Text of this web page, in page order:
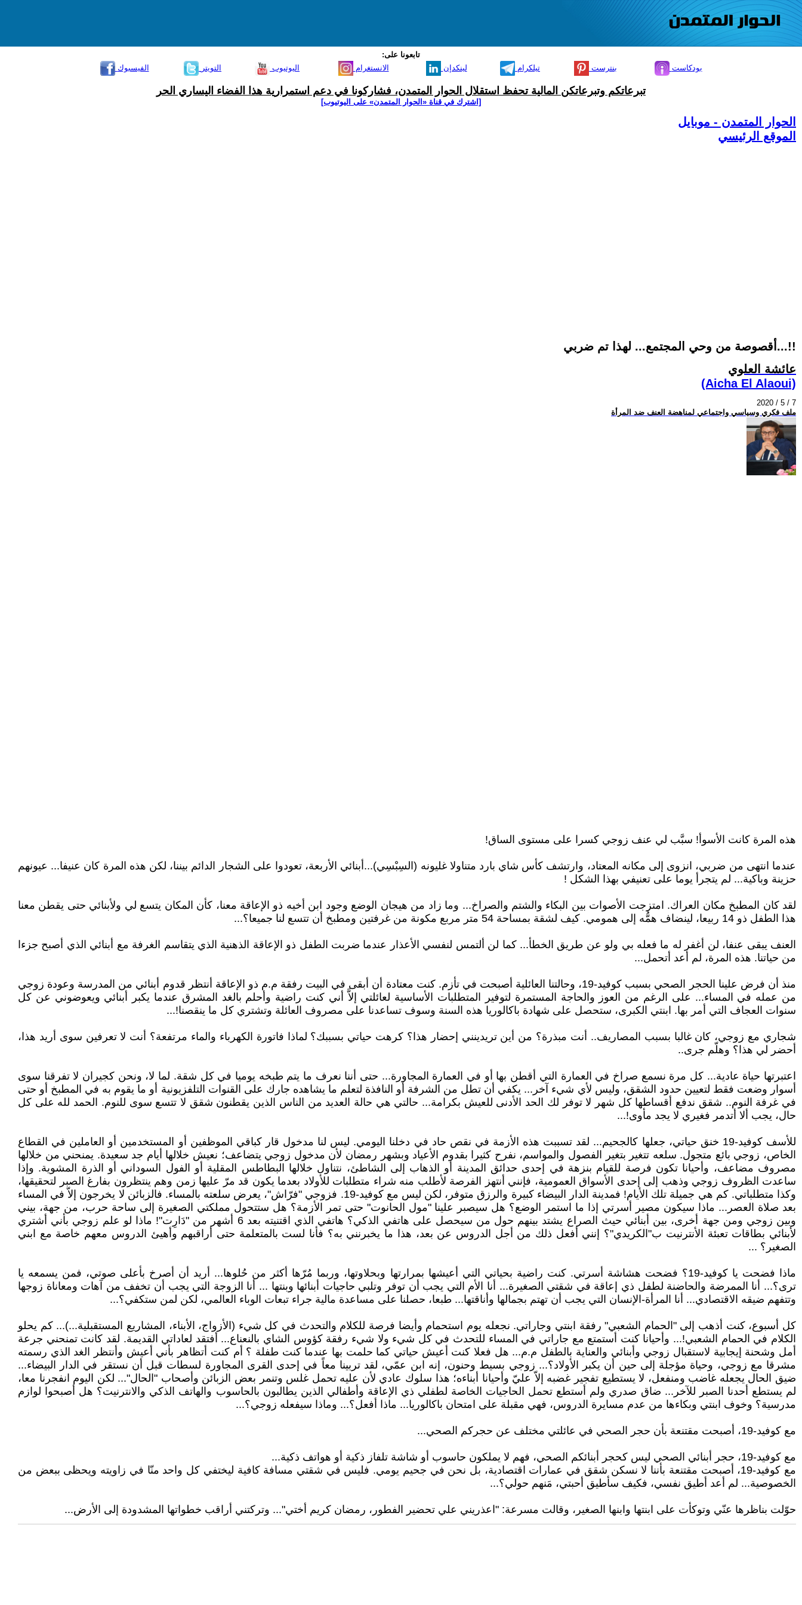
تابعونا على:
الفيسبوك
التويتر اليوتيوب الانستغرام لينكدإن تيلكرام بنترست بودكاست
تبرعاتكم وتبرعاتكن المالية تحفظ استقلال الحوار المتمدن، فشاركونا في دعم استمرارية هذا الفضاء اليساري الحر
[اشترك في قناة ‫«الحوار المتمدن» على اليوتيوب]
الحوار المتمدن - موبايل
الموقع الرئيسي
أقصوصة من وحي المجتمع... لهذا تم ضربي...!!
عائشة العلوي
(Aicha El Alaoui)
2020 / 5 / 7
ملف فكري وسياسي واجتماعي لمناهضة العنف ضد المرأة
هذه المرة كانت الأسوأ! سبَّب لي عنف زوجي كسرا على مستوى الساق!
عندما انتهى من ضربي، انزوى إلى مكانه المعتاد، وارتشف كأس شاي بارد متناولا غليونه (السِبْسِي)...أبنائي الأربعة، تعودوا على الشجار الدائم بيننا، لكن هذه المرة كان عنيفا... عيونهم
حزينة وباكية... لم يتجرأ يوما على تعنيفي بهذا الشكل !
لقد كان المطبخ مكان العراك. امتزجت الأصوات بين البكاء والشتم والصراخ... وما زاد من هيجان الوضع وجود ابن أخيه ذو الإعاقة معنا، كأن المكان يتسع لي ولأبنائي حتى يقطن معنا
هذا الطفل ذو 14 ربيعا، لينضاف همُّه إلى همومي. كيف لشقة بمساحة 54 متر مربع مكونة من غرفتين ومطبخ أن تتسع لنا جميعا؟...
العنف يبقى عنفا، لن أغفر له ما فعله بي ولو عن طريق الخطأ... كما لن ألتمس لنفسي الأعذار عندما ضربت الطفل ذو الإعاقة الذهنية الذي يتقاسم الغرفة مع أبنائي الذي أصبح جزءا
من حياتنا. هذه المرة، لم أعد أتحمل...
منذ أن فرض علينا الحجر الصحي بسبب كوفيد-19، وحالتنا العائلية أصبحت في تأزم. كنت معتادة أن أبقى في البيت رفقة م.م ذو الإعاقة أنتظر قدوم أبنائي من المدرسة وعودة زوجي
من عمله في المساء... على الرغم من العوز والحاجة المستمرة لتوفير المتطلبات الأساسية لعائلتي إلاَّ أني كنت راضية وأحلم بالغد المشرق عندما يكبر أبنائي ويعوضوني عن كل
سنوات العجاف التي أمر بها. ابنتي الكبرى، ستحصل على شهادة باكالوريا هذه السنة وسوف تساعدنا على مصروف العائلة وتشتري كل ما ينقصنا!...
شجاري مع زوجي، كان غالبا بسبب المصاريف.. أنت مبذرة؟ من أين تريدينني إحضار هذا؟ كرهت حياتي بسببك؟ لماذا فاتورة الكهرباء والماء مرتفعة؟ أنت لا تعرفين سوى أريد هذا،
أحضر لي هذا؟ وهلّم جرى..
اعتبرتها حياة عادية... كل مرة نسمع صراخ في العمارة التي أقطن بها أو في العمارة المجاورة... حتى أننا نعرف ما يتم طبخه يوميا في كل شقة. لما لا، ونحن كجيران لا تفرقنا سوى
أسوار وضعت فقط لتعيين حدود الشقق، وليس لأي شيء آخر... يكفي أن تطل من الشرفة أو النافذة لتعلم ما يشاهده جارك على القنوات التلفزيونية أو ما يقوم به في المطبخ أو حتى
في غرفة النوم.. شقق ندفع أقساطها كل شهر لا توفر لك الحد الأدنى للعيش بكرامة... حالتي هي حالة العديد من الناس الذين يقطنون شقق لا تتسع سوى للنوم. الحمد لله على كل
حال، يجب ألا أتدمر فغيري لا يجد مأوى!...
للأسف كوفيد-19 خنق حياتي، جعلها كالجحيم... لقد تسببت هذه الأزمة في نقص حاد في دخلنا اليومي. ليس لنا مدخول قار كباقي الموظفين أو المستخدمين أو العاملين في القطاع
الخاص، زوجي بائع متجول. سلعه تتغير بتغير الفصول والمواسم، نفرح كثيرا بقدوم الأعياد وبشهر رمضان لأن مدخول زوجي يتضاعف؛ نعيش خلالها أيام جد سعيدة. يمنحني من خلالها
مصروف مضاعف، وأحيانا تكون فرصة للقيام بنزهة في إحدى حدائق المدينة أو الذهاب إلى الشاطئ، نتناول خلالها البطاطس المقلية أو الفول السوداني أو الذرة المشوية. وإذا
ساعدت الظروف زوجي وذهب إلى إحدى الأسواق العمومية، فإنني أنتهز الفرصة لأطلب منه شراء متطلبات للأولاد بعدما يكون قد مرّ عليها زمن وهم ينتظرون بفارغ الصبر لتحقيقها،
وكذا متطلباتي. كم هي جميلة تلك الأيام! فمدينة الدار البيضاء كبيرة والرزق متوفر، لكن ليس مع كوفيد-19. فزوجي "فرّاش"، يعرض سلعته بالمساء. فالزبائن لا يخرجون إلاّ في المساء
بعد صلاة العصر... ماذا سيكون مصير أسرتي إذا ما استمر الوضع؟ هل سيصبر علينا "مول الحانوت" حتى تمر الأزمة؟ هل ستتحول مملكتي الصغيرة إلى ساحة حرب، من جهة، بيني
وبين زوجي ومن جهة أخرى، بين أبنائي حيث الصراع يشتد بينهم حول من سيحصل على هاتفي الذكي؟ هاتفي الذي اقتنيته بعد 6 أشهر من "دَارِت"! ماذا لو علم زوجي بأني أشتري
لأبنائي بطاقات تعبئة الأنترنيت ب"الكريدي"؟ إنني أفعل ذلك من أجل الدروس عن بعد، هذا ما يخبرنني به؟ فأنا لست بالمتعلمة حتى أراقبهم وأهيئ الدروس معهم خاصة مع ابني
الصغير؟ ...
ماذا فضحت يا كوفيد-19؟ فضحت هشاشة أسرتي. كنت راضية بحياتي التي أعيشها بمرارتها وبحلاوتها، وربما مُرّها أكثر من حُلوها... أريد أن أصرخ بأعلى صوتي، فمن يسمعه يا
ترى؟... أنا الممرضة والحاضنة لطفل ذي إعاقة في شقتي الصغيرة... أنا الأم التي يجب أن توفر وتلبي حاجيات أبنائها وبنتها ... أنا الزوجة التي يجب أن تخفف من آهات ومعاناة زوجها
وتتفهم ضيقه الاقتصادي... أنا المرأة-الإنسان التي يجب أن تهتم بجمالها وأناقتها... طبعا، حصلنا على مساعدة مالية جراء تبعات الوباء العالمي، لكن لمن ستكفي؟...
كل أسبوع، كنت أذهب إلى "الحمام الشعبي" رفقة ابنتي وجاراتي. نجعله يوم استحمام وأيضا فرصة للكلام والتحدث في كل شيء (الأزواج، الأبناء، المشاريع المستقبلية...)... كم يحلو
الكلام في الحمام الشعبي!... وأحيانا كنت أستمتع مع جاراتي في المساء للتحدث في كل شيء ولا شيء رفقة كؤوس الشاي بالنعناع... أفتقد لعاداتي القديمة. لقد كانت تمنحني جرعة
أمل وشحنة إيجابية لاستقبال زوجي وأبنائي والعناية بالطفل م.م... هل فعلا كنت أعيش حياتي كما حلمت بها عندما كنت طفلة ؟ أم كنت أتظاهر بأني أعيش وأنتظر الغد الذي رسمته
مشرقا مع زوجي، وحياة مؤجلة إلى حين أن يكبر الأولاد؟... زوجي بسيط وحنون، إنه ابن عمّي، لقد تربينا معاً في إحدى القرى المجاورة لسطات قبل أن نستقر في الدار البيضاء...
ضيق الحال يجعله غاضب ومنفعل، لا يستطيع تفجير غضبه إلاّ عليّ وأحيانا أبناءه؛ هذا سلوك عادي لأن عليه تحمل غلس وتنمر بعض الزبائن وأصحاب "الحال"... لكن اليوم انفجرنا معا،
لم يستطع أحدنا الصبر للآخر... ضاق صدري ولم أستطع تحمل الحاجيات الخاصة لطفلي ذي الإعاقة وأطفالي الذين يطالبون بالحاسوب والهاتف الذكي والانترنيت؟ هل أصبحوا لوازم
مدرسية؟ وخوف ابنتي وبكاءها من عدم مسايرة الدروس، فهي مقبلة على امتحان باكالوريا... ماذا أفعل؟... وماذا سيفعله زوجي؟...
مع كوفيد-19، أصبحت مقتنعة بأن حجر الصحي في عائلتي مختلف عن حجركم الصحي...
مع كوفيد-19، حجر أبنائي الصحي ليس كحجر أبنائكم الصحي، فهم لا يملكون حاسوب أو شاشة تلفاز ذكية أو هواتف ذكية...
مع كوفيد-19، أصبحت مقتنعة بأننا لا نسكن شقق في عمارات اقتصادية، بل نحن في جحيم يومي. فليس في شقتي مسافة كافية ليختفي كل واحد منّا في زاويته ويحظى ببعض من
الخصوصية... لم أعد أطيق نفسي، فكيف سأطيق أحبتي، مَنهم حولي؟...
حوّلت بناظرها عنّي وتوكأت على ابنتها وابنها الصغير، وقالت مسرعة: "اعذريني علي تحضير الفطور، رمضان كريم أختي"... وتركتني أراقب خطواتها المشدودة إلى الأرض...